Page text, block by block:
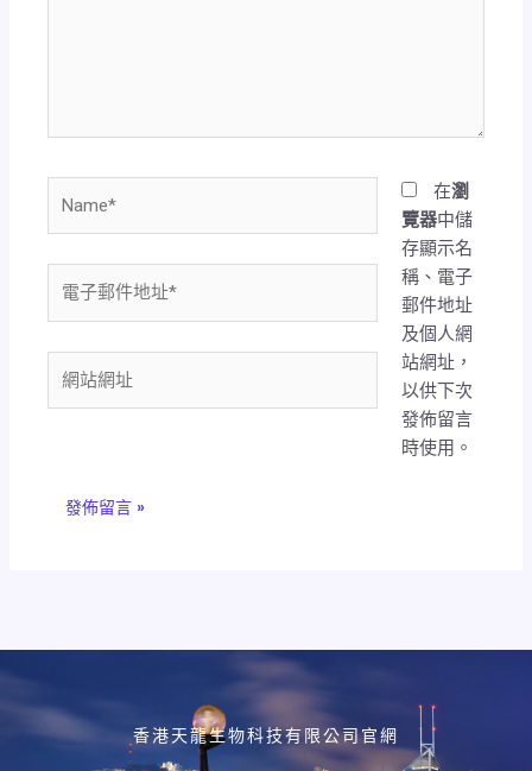
子
地
站
在瀏
覽器中儲
存顯示名
稱、電子
郵件地址
及個人網
站網址，
以供下次
發佈留言
時使用。
香港天龍生物科技有限公司官網